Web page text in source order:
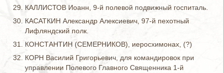
КАЛЛИСТОВ Иоанн, 9-й полевой подвижный госпиталь.
КАСАТКИН Александр Алексиевич, 97-й пехотный
Лифляндский полк.
КОНСТАНТИН (СЕМЕРНИКОВ), иеросхимонах, (?)
КОРН Василий Григорьевич, для командировок при
управлении Полевого Главного Священника 1-й